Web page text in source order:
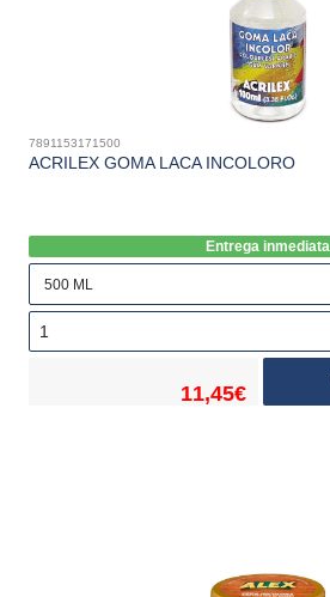
7891153171500
ACRILEX GOMA LACA INCOLORO
Entrega inmediata
11,45€